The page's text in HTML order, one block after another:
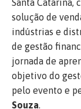
Santa Catarina,
solução de
indústrias e
de gestão
jornada de
objetivo do
pelo evento e
Souza.